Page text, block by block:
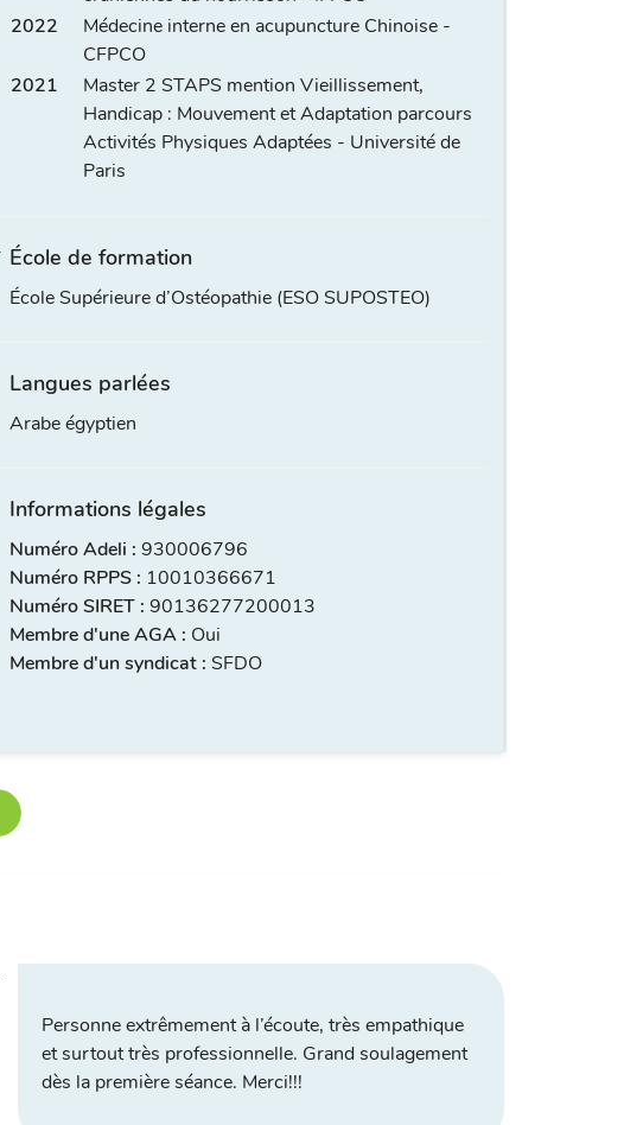
2022
Médecine interne en acupuncture Chinoise -
CFPCO
2021
Master 2 STAPS mention Vieillissement,
Handicap : Mouvement et Adaptation parcours
Activités Physiques Adaptées - Université de
Paris
École de formation
École Supérieure d’Ostéopathie (ESO SUPOSTEO)
Langues parlées
Arabe égyptien
Informations légales
Numéro Adeli : 930006796
Numéro RPPS : 10010366671
Numéro SIRET : 90136277200013
Membre d'une AGA : Oui
Membre d'un syndicat : SFDO
Personne extrêmement à l’écoute, très empathique
et surtout très professionnelle. Grand soulagement
dès la première séance. Merci!!!